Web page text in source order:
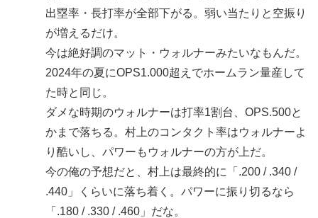
出塁率・長打率が全部下がる。弱い当たりと空振り
が増えるだけ。
今は絶好調のマット・ウォルナーみたいなもんだ。
2024年の夏にOPS1.000超えでホームラン量産して
た時と同じ。
ダメな時期のウォルナーは打率1割台、OPS.500と
かまで落ちる。村上のコンタクト率はウォルナーよ
り酷いし、パワーもウォルナーの方が上だ。
今の俺の予想だと、村上は最終的に「.200 / .340 /
.440」くらいに落ち着く。パワーに振り切るなら
「.180 / .330 / .460」だな。